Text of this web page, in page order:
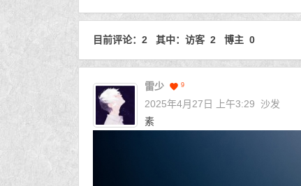
目前评论：2 其中：访客 2 博主 0
雷少 9
2025年4月27日 上午3:29
沙发
素